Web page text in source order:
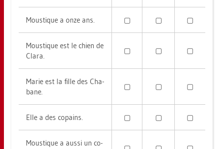
Mous­tique a onze ans. ▢ ▢ ▢
Mous­tique est le chien de
Clara.
▢ ▢ ▢
Marie est la fille des Cha­
ba­ne.
▢ ▢ ▢
Elle a des co­pains. ▢ ▢ ▢
Mous­tique a aussi un co­